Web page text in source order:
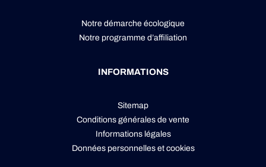
Notre démarche écologique
Notre programme d’affiliation
INFORMATIONS
Sitemap
Conditions générales de vente
Informations légales
Données personnelleset cookies